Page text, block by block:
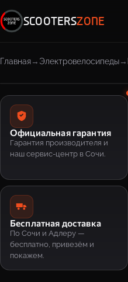
SCOOTERSZONE
Главная Электровелосипеды
Официальная гарантия
Гарантия производителя и
наш сервис-центр в Сочи.
Бесплатная доставка
По Сочи и Адлеру —
бесплатно, привезём и
покажем.